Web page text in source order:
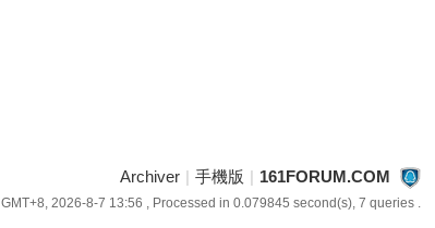
Archiver | 手機版 | 161FORUM.COM
GMT+8, 2026-8-7 13:56 , Processed in 0.079845 second(s), 7 queries .